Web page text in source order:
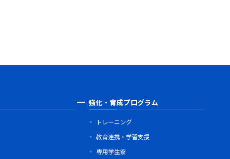
強化・育成プログラム
トレーニング
教育連携・学習支援
専用学生寮